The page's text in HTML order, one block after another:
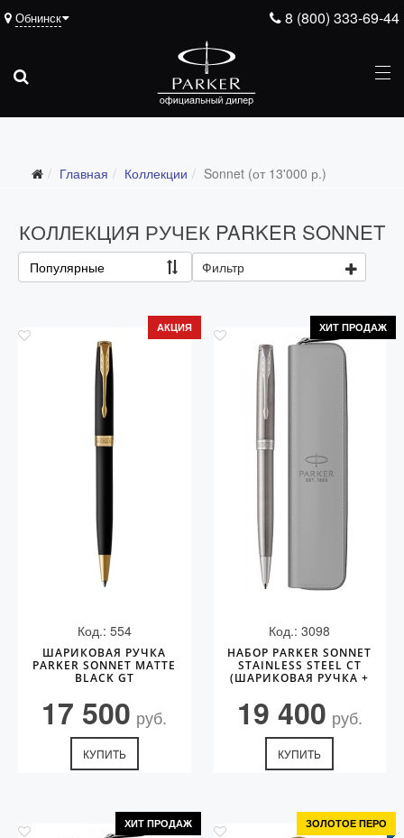
8 (800) 333-69-44
Обнинск
Главная Коллекции Sonnet (от 13'000 р.)
КОЛЛЕКЦИЯ РУЧЕК PARKER SONNET
Популярные Фильтр
АКЦИЯ
Код.: 554
ШАРИКОВАЯ РУЧКА
PARKER SONNET MATTE
BLACK GT
17 500 руб.
КУПИТЬ
ХИТ ПРОДАЖ
Код.: 3098
НАБОР PARKER SONNET
STAINLESS STEEL CT
(ШАРИКОВАЯ РУЧКА +
19 400 руб.
КУПИТЬ
ХИТ ПРОДАЖ ЗОЛОТОЕ ПЕРО
Ingenuity (от 35'305 р.)
Sonnet (от 13'000 р.)
Urban (от 6'100 р.)
IM (от 4'200 р.)
Jotter (от 2'200 р.)